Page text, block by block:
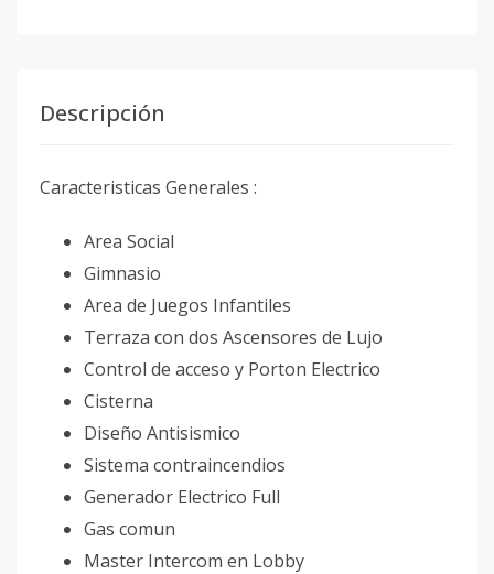
Descripción
Caracteristicas Generales :
Area Social
Gimnasio
Area de Juegos Infantiles
Terraza con dos Ascensores de Lujo
Control de acceso y Porton Electrico
Cisterna
Diseño Antisismico
Sistema contraincendios
Generador Electrico Full
Gas comun
Master Intercom en Lobby